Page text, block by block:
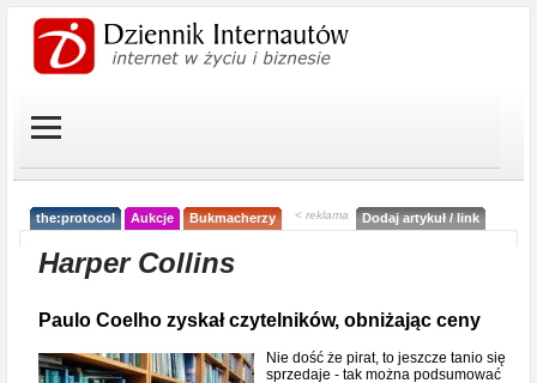
the:protocol Aukcje Bukmacherzy < reklama Dodaj artykuł / link
Harper Collins
Paulo Coelho zyskał czytelników, obniżając ceny
Nie dość że pirat, to jeszcze tanio się
sprzedaje - tak można podsumować